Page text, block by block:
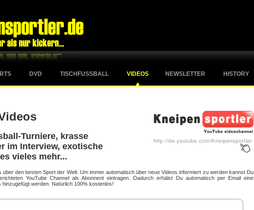
DVD TISCHFUSSBALL VIDEOS NEWSLETTER HISTORY
Turniere, krasse
im Interview, exotische
vieles mehr...
über den besten Sport der Welt. Um immer automatisch über neue Videos informiert zu werden kannst Du
YouTube Channel als Abonnent eintragen. Dadurch erhälst Du automatisch per Email eine
werden. Natürlich 100% kostenlos!